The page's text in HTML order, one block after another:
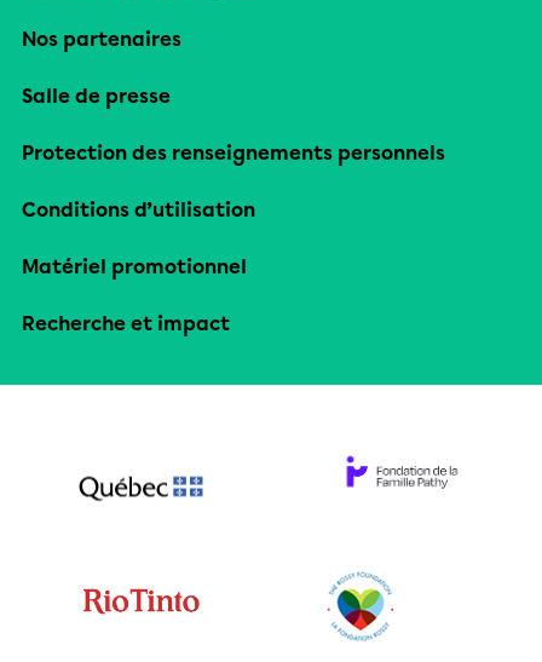
Nos partenaires
Salle de presse
Protection des renseignements personnels
Conditions d’utilisation
Matériel promotionnel
Recherche et impact